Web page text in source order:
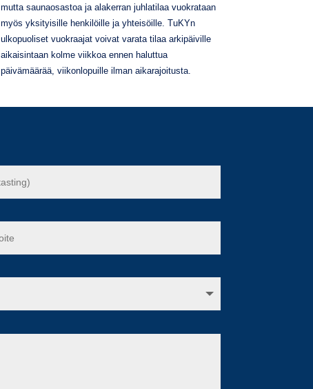
mutta saunaosastoa ja alakerran juhlatilaa vuokrataan
myös yksityisille henkilöille ja yhteisöille. TuKYn
ulkopuoliset vuokraajat voivat varata tilaa arkipäiville
aikaisintaan kolme viikkoa ennen haluttua
päivämäärää, viikonlopuille ilman aikarajoitusta.